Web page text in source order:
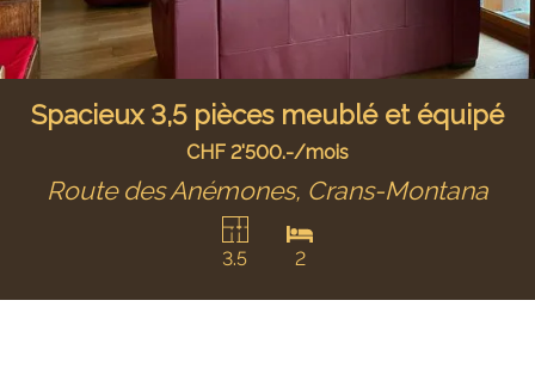
Spacieux 3,5 pièces meublé et équipé
CHF 2'500.-/mois
Route des Anémones, Crans-Montana
3.5 2